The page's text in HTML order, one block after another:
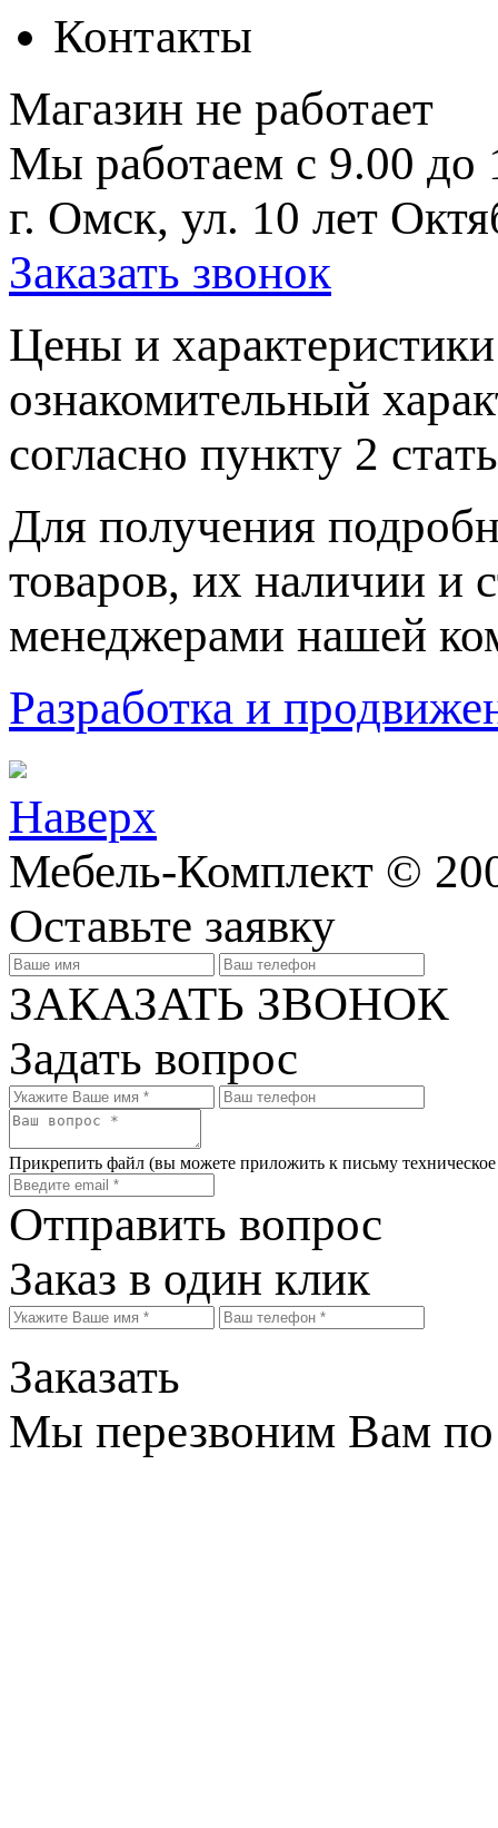
Контакты
Магазин не работает
Мы работаем с 9.00 до
г. Омск, ул. 10 лет
Заказать звонок
Цeны и
ознакомительный
согласно пункту 2
Для пoлучения
товaров, их нaличии и
менеджерами нашей
Разработка и
Наверх
Мебель-Комплект ©
Оставьте заявку
ЗАКАЗАТЬ ЗВОНОК
Задать вопрос
Прикрепить файл (вы можете приложить к письму
Отправить вопрос
Заказ в один клик
Заказать
Мы перезвоним Вам по